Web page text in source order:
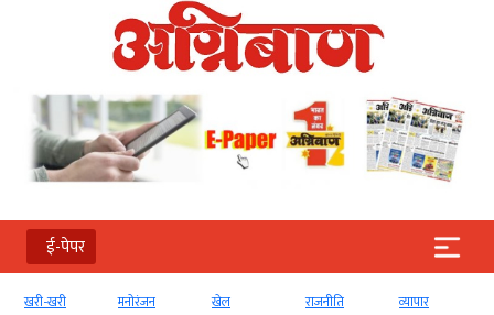
ई-पेपर
खरी-खरी मनोरंजन खेल राजनीति व्‍यापार